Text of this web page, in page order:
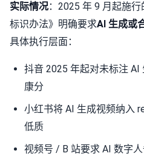
实际情况：2025 年 9 月起施
标识办法》明确要求AI 生成或
具体执行层面：
抖音 2025 年起对未标注
康分
小红书将 AI 生成视频纳入
低质
视频号 / B 站要求 AI 数字